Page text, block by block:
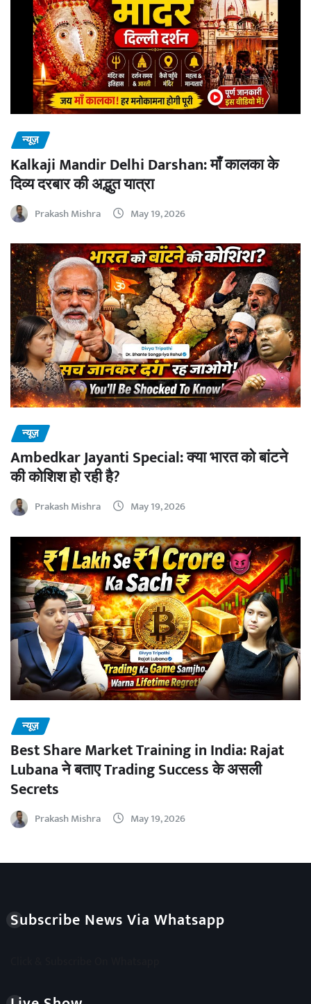
न्यूज़
Kalkaji Mandir Delhi Darshan: माँ कालका के
दिव्य दरबार की अद्भुत यात्रा
Prakash Mishra May 19, 2026
न्यूज़
Ambedkar Jayanti Special: क्या भारत को बांटने
की कोशिश हो रही है?
Prakash Mishra May 19, 2026
न्यूज़
Best Share Market Training in India: Rajat
Lubana ने बताए Trading Success के असली
Secrets
Prakash Mishra May 19, 2026
Subscribe News Via Whatsapp